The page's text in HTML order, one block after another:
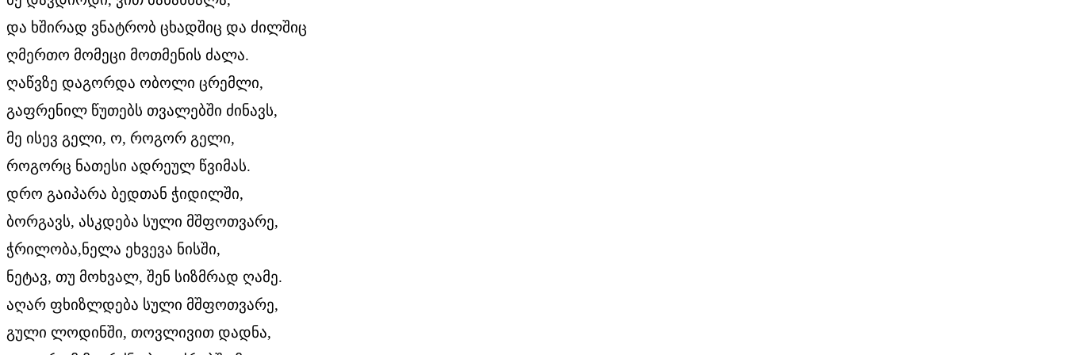
და ხშირად ვნატრობ ცხადშიც და ძილშიც
ღმერთო მომეცი მოთმენის ძალა.
ღაწვზე დაგორდა ობოლი ცრემლი,
გაფრენილ წუთებს თვალებში ძინავს,
მე ისევ გელი, ო, როგორ გელი,
როგორც ნათესი ადრეულ წვიმას.
დრო გაიპარა ბედთან ჭიდილში,
ბორგავს, ასკდება სული მშფოთვარე,
ჭრილობა,ნელა ეხვევა ნისში,
ნეტავ, თუ მოხვალ, შენ სიზმრად ღამე.
აღარ ფხიზლდება სული მშფოთვარე,
გული ლოდინში, თოვლივით დადნა,